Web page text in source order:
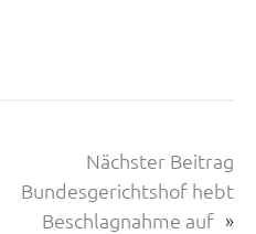
Nächster Beitrag
Bundesgerichtshof hebt
Beschlagnahme auf »